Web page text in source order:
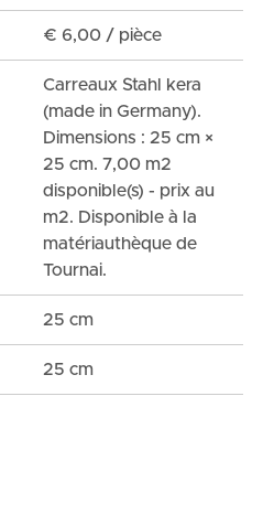
€ 6,00 / pièce
Carreaux Stahl kera
(made in Germany).
Dimensions : 25 cm ×
25 cm. 7,00 m2
disponible(s) - prix au
m2. Disponible à la
matériauthèque de
Tournai.
25 cm
25 cm